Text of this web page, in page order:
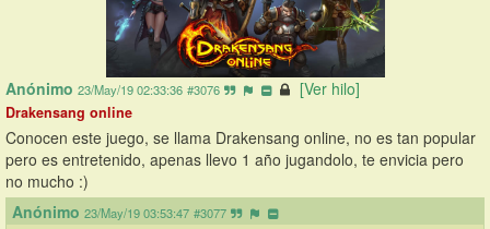
Anónimo 23/May/19 02:33:36 #3076 [Ver hilo]
Drakensang online
Conocen este juego, se llama Drakensang online, no es tan popular
pero es entretenido, apenas llevo 1 año jugandolo, te envicia pero
no mucho :)
Anónimo 23/May/19 03:53:47 #3077